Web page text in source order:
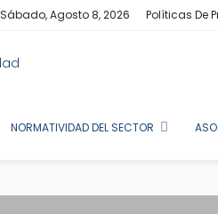
Sábado, Agosto 8, 2026 Políticas De
NORMATIVIDAD DEL SECTOR